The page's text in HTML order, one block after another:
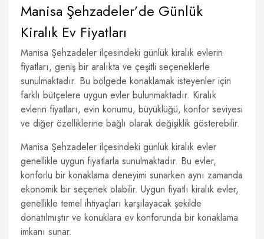
Manisa Şehzadeler’de Günlük
Kiralık Ev Fiyatları
Manisa Şehzadeler ilçesindeki günlük kiralık evlerin
fiyatları, geniş bir aralıkta ve çeşitli seçeneklerle
sunulmaktadır. Bu bölgede konaklamak isteyenler için
farklı bütçelere uygun evler bulunmaktadır. Kiralık
evlerin fiyatları, evin konumu, büyüklüğü, konfor seviyesi
ve diğer özelliklerine bağlı olarak değişiklik gösterebilir.
Manisa Şehzadeler ilçesindeki günlük kiralık evler
genellikle uygun fiyatlarla sunulmaktadır. Bu evler,
konforlu bir konaklama deneyimi sunarken aynı zamanda
ekonomik bir seçenek olabilir. Uygun fiyatlı kiralık evler,
genellikle temel ihtiyaçları karşılayacak şekilde
donatılmıştır ve konuklara ev konforunda bir konaklama
imkanı sunar.